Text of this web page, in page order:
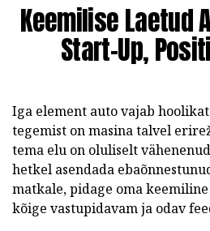
Keemilise Laetud
Start-Up,
Iga element auto vajab
tegemist on masina talvel
tema elu on oluliselt
hetkel asendada
matkale, pidage oma
kõige vastupidavam ja odav